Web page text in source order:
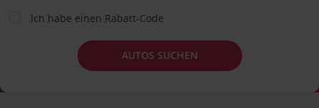
Ich habe einen Rabatt-Code
AUTOS SUCHEN